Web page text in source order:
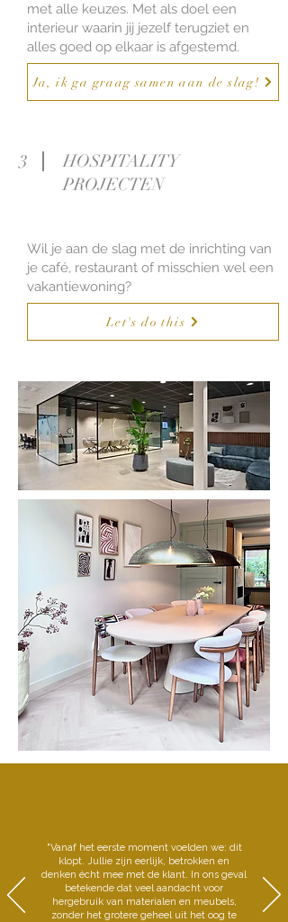
met alle keuzes. Met als doel een
interieur waarin jij jezelf terugziet en
alles goed op elkaar is afgestemd.
Ja, ik ga graag samen aan de slag!
3
HOSPITALITY
PROJECTEN
Wil je aan de slag met de inrichting van
je café, restaurant of misschien wel een
vakantiewoning?
Let's do this
"Vanaf het eerste moment voelden we: dit
klopt. Jullie zijn eerlijk, betrokken en
denken écht mee met de klant. In ons geval
betekende dat veel aandacht voor
hergebruik van materialen en meubels,
zonder het grotere geheel uit het oog te